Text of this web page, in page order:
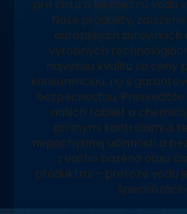
pre čistú a bezpečnú vodu
Naše produkty,
európskych
výrobných
najvyššiu kvalitu za ceny
konkurenciou, no s
bezpečnosťou.
našich tabliet a
prísnymi kontrolami a
nepochybnej účinnosti a
z vášho bazéna oázu
produktmi – pretože voda